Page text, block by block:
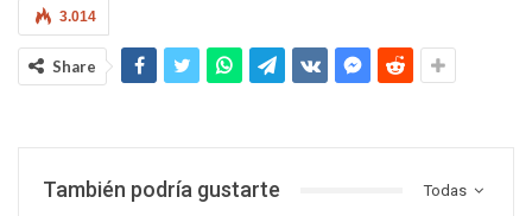
3.014
Share
Todas
También podría gustarte